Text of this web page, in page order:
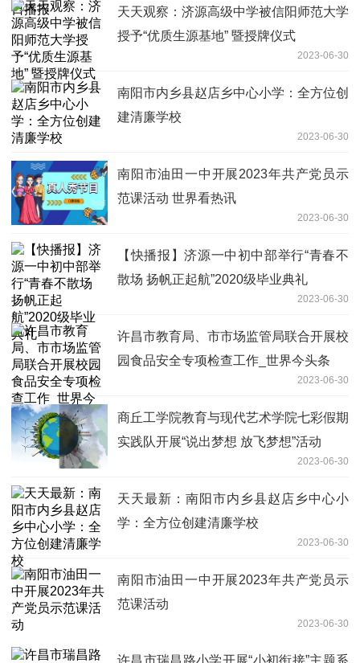
天天观察：济源高级中学被信阳师范大学
授予“优质生源基地” 暨授牌仪式
2023-06-30
南阳市内乡县赵店乡中心小学：全方位创
建清廉学校
2023-06-30
南阳市油田一中开展2023年共产党员示
范课活动 世界看热讯
2023-06-30
【快播报】济源一中初中部举行“青春不
散场 扬帆正起航”2020级毕业典礼
2023-06-30
许昌市教育局、市市场监管局联合开展校
园食品安全专项检查工作_世界今头条
2023-06-30
商丘工学院教育与现代艺术学院七彩假期
实践队开展“说出梦想 放飞梦想”活动
2023-06-30
天天最新：南阳市内乡县赵店乡中心小
学：全方位创建清廉学校
2023-06-30
南阳市油田一中开展2023年共产党员示
范课活动
2023-06-30
许昌市瑞昌路小学开展“小初衔接”主题系